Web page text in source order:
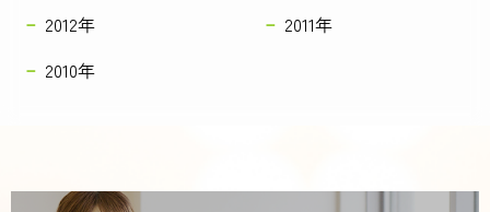
2012年
2011年
2010年